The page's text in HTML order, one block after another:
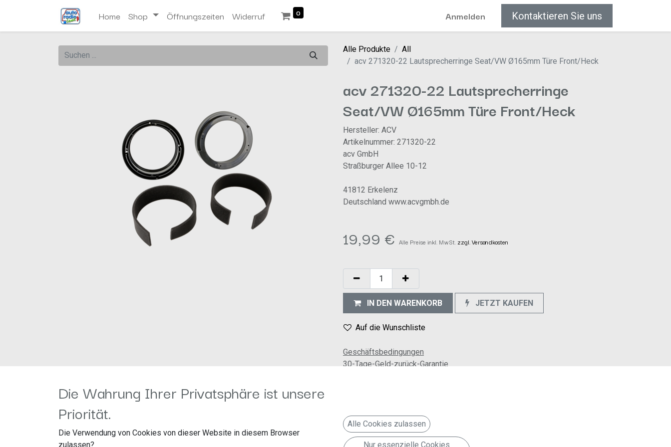
Home Shop Öffnungszeiten Widerruf 0 Anmelden Kontaktieren Sie uns
Alle Produkte
All
acv 271320-22 Lautsprecherringe Seat/VW Ø165mm Türe Front/Heck
acv 271320-22 Lautsprecherringe
Seat/VW Ø165mm Türe Front/Heck
Hersteller: ACV
Artikelnummer: 271320-22
acv GmbH
Straßburger Allee 10-12
41812 Erkelenz
Deutschland www.acvgmbh.de
19,99 € Alle Preise inkl. MwSt. zzgl. Versandkosten
IN DEN WARENKORB JETZT KAUFEN
Auf die Wunschliste
Geschäftsbedingungen
30-Tage-Geld-zurück-Garantie
Die Wahrung Ihrer Privatsphäre ist unsere
Priorität.
Die Verwendung von Cookies von dieser Website in diesem Browser
zulassen?
Alle Cookies zulassen
Nur essenzielle Cookies